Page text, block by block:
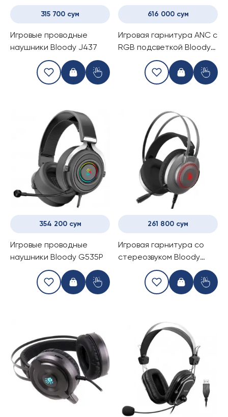
315 700 сум
Игровые проводные
наушники Bloody J437
616 000 сум
Игровая гарнитура ANC c
RGB подсветкой Bloody
MC750 (Black)
354 200 сум
Игровые проводные
наушники Bloody G535P
261 800 сум
Игровая гарнитура со
стереозвуком Bloody